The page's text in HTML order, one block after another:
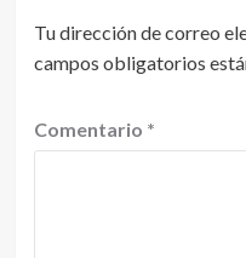
Tu dirección de correo
campos obligatorios
Comentario *